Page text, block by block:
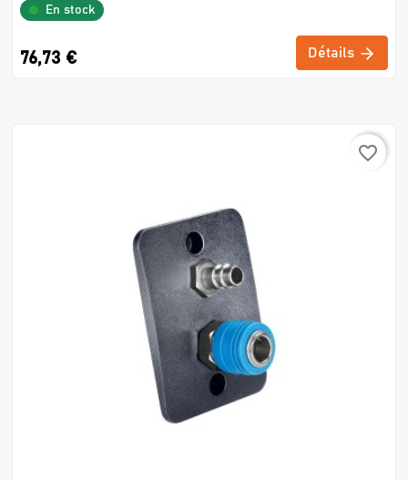
En stock
76,73 € Détails
favorite_border